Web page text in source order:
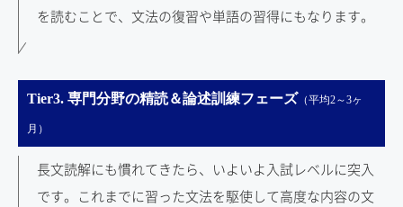
を読むことで、文法の復習や単語の習得にもなります。
Tier3. 専門分野の精読＆論述訓練フェーズ （平均2～3ヶ
月）
長文読解にも慣れてきたら、いよいよ入試レベルに突入
です。これまでに習った文法を駆使して高度な内容の文